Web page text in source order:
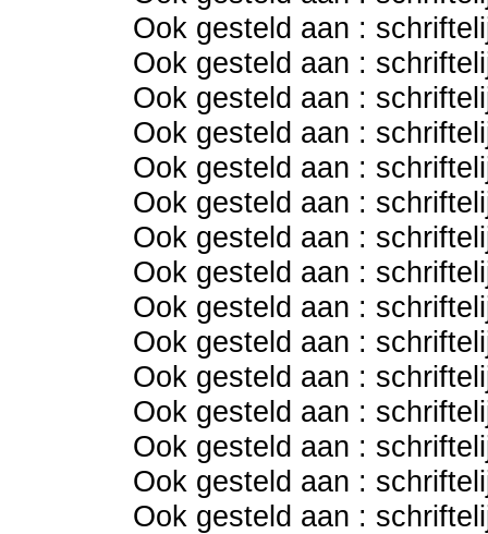
Ook gesteld aan :
Ook gesteld aan :
Ook gesteld aan :
Ook gesteld aan :
Ook gesteld aan :
Ook gesteld aan :
Ook gesteld aan :
Ook gesteld aan :
Ook gesteld aan :
Ook gesteld aan :
Ook gesteld aan :
Ook gesteld aan :
Ook gesteld aan :
Ook gesteld aan :
Ook gesteld aan :